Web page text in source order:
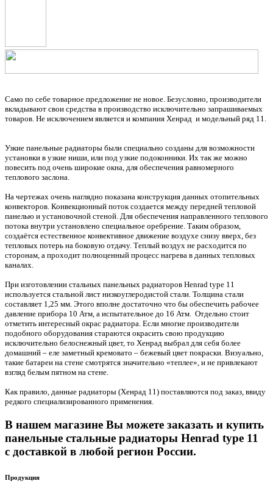
Само по себе товарное предложение не новое. Безусловно, производители
вкладывают свои средства в производство исключительно запрашиваемых
товаров. Не исключением является и компания Хенрад и модельный ряд 11.
Узкие панельные радиаторы были специально созданы для возможности
установки в узкие ниши, или под узкие подоконники. Их так же можно
повесить под очень широкие окна, для обеспечения равномерного
теплового заслона.
На чертежах очень наглядно показана конструкция данных отопительных
конвекторов. Конвекционный поток создается между передней тепловой
панелью и установочной стеной. Для обеспечения направленного теплового
потока внутри установлено специальное оребрение. Таким образом,
создаётся естественное конвективное движение воздухе снизу вверх, без
тепловых потерь на боковую отдачу. Теплый воздух не расходится по
сторонам, а проходит полноценный процесс нагрева в данных тепловых
каналах.
При изготовлении стальных панельных радиаторов Henrad type 11
используется стальной лист низкоуглеродистой стали. Толщина стали
составляет 1,25 мм. Этого вполне достаточно что бы обеспечить рабочее
давление прибора 10 Атм, а испытательное до 16 Атм. Отдельно стоит
отметить интересный окрас радиатора. Если многие производители
подобного оборудования стараются окрасить свою продукцию
исключительно белоснежный цвет, то Хенрад выбрал для себя более
домашний – еле заметный кремовато – бежевый цвет покраски. Визуально,
такие батареи на стене смотрятся значительно «теплее», и не привлекают
взгляд белым пятном на стене.
Как правило, данные радиаторы (Хенрад 11) поставляются под заказ, ввиду
редкого специализированного применения.
В нашем магазине Вы можете заказать и купить
панельные стальные радиаторы Henrad type 11
с доставкой в любой регион России.
Продукция